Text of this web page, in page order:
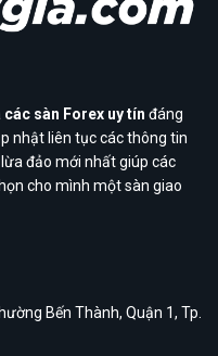
các sàn Forex uy tín đáng
nhật liên tục các thông tin
đảo mới nhất giúp các
cho mình một sàn giao
Bến Thành, Quận 1, Tp.